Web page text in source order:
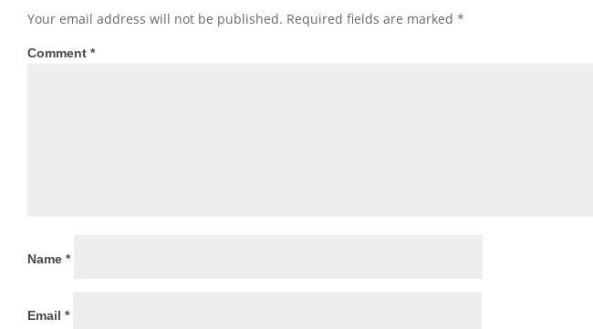
Your email address will not be published. Required fields are marked *
Comment *
Name *
Email *